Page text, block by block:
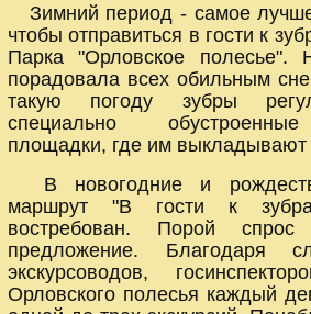
Зимний период - самое
чтобы отправиться в гости к
Парка "Орловское полесье".
порадовала всех обильным
такую погоду зубры
специально
площадки, где им выкладывают
В новогодние и
маршрут "В гости к
востребован. Порой
предложение. Благодаря
экскурсоводов,
Орловского полесья каждый